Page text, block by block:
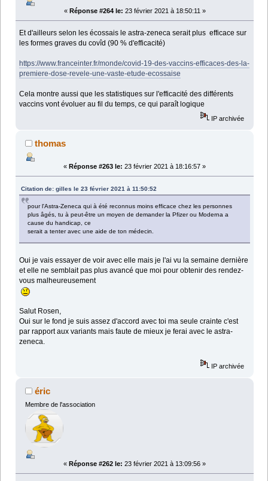
« Réponse #264 le: 23 février 2021 à 18:50:11 »
Et d'ailleurs selon les écossais le astra-zeneca serait plus efficace sur
les formes graves du covîd (90 % d'efficacité)
https://www.franceinter.fr/monde/covid-19-des-vaccins-efficaces-des-la-
premiere-dose-revele-une-vaste-etude-ecossaise
Cela montre aussi que les statistiques sur l'efficacité des différents
vaccins vont évoluer au fil du temps, ce qui paraît logique
IP archivée
thomas
« Réponse #263 le: 23 février 2021 à 18:16:57 »
Citation de: gilles le 23 février 2021 à 11:50:52
pour l'Astra-Zeneca qui à été reconnus moins efficace chez les personnes
plus âgés, tu à peut-être un moyen de demander la Pfizer ou Moderna a
cause du handicap, ce
serait a tenter avec une aide de ton médecin.
Oui je vais essayer de voir avec elle mais je l'ai vu la semaine dernière
et elle ne semblait pas plus avancé que moi pour obtenir des rendez-
vous malheureusement
Salut Rosen,
Oui sur le fond je suis assez d'accord avec toi ma seule crainte c'est
par rapport aux variants mais faute de mieux je ferai avec le astra-
zeneca.
IP archivée
éric
Membre de l'association
« Réponse #262 le: 23 février 2021 à 13:09:56 »